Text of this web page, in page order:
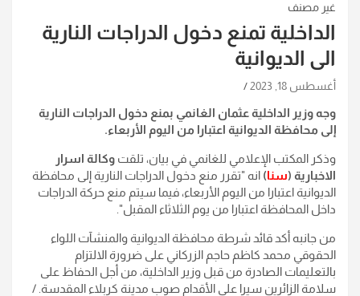
غير مصنف
الداخلية تمنع دخول الدراجات النارية
الى الديوانية
أغسطس 18, 2023
وجه وزير الداخلية عثمان الغانمي بمنع دخول الدراجات النارية
إلى محافظة الديوانية اعتبارا من اليوم الأربعاء.
وذكر المكتب الإعلامي للغانمي في بيان، تلقت وكالة اسرار
الاخبارية (سنا) انه "تقرر منع دخول الدراجات النارية إلى محافظة
الديوانية اعتبارا من اليوم الأربعاء، فيما سيتم منع حركة الدراجات
داخل المحافظة اعتبارا من يوم الثلاثاء المقبل".
من جانبه أكد قائد شرطة محافظة الديوانية والمنشآت اللواء
الحقوقي محمد كاظم حاجم الزركاني على ضرورة الالتزام
بالتعليمات الصادرة من قبل وزير الداخلية، من أجل الحفاظ على
سلامة الزائرين سيرا على الأقدام صوب مدينة كربلاء المقدسة. /